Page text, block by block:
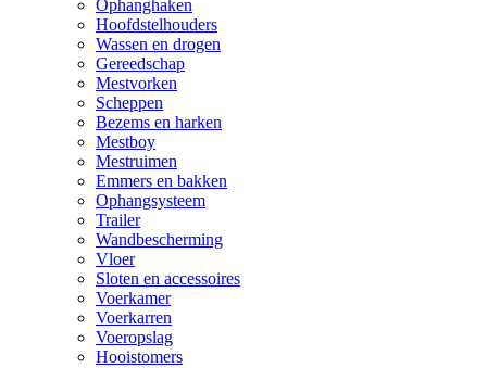
Ophanghaken
Hoofdstelhouders
Wassen en drogen
Gereedschap
Mestvorken
Scheppen
Bezems en harken
Mestboy
Mestruimen
Emmers en bakken
Ophangsysteem
Trailer
Wandbescherming
Vloer
Sloten en accessoires
Voerkamer
Voerkarren
Voeropslag
Hooistomers